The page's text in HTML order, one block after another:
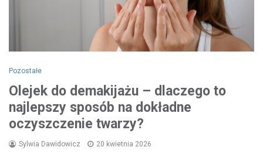
Pozostałe
Olejek do demakijażu – dlaczego to
najlepszy sposób na dokładne
oczyszczenie twarzy?
Sylwia Dawidowicz 20 kwietnia 2026